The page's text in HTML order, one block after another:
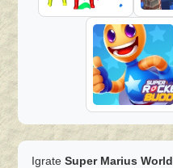
Igrate Super Marius World